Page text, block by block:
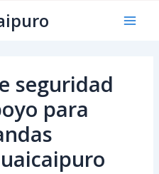
Main
seguridad
para